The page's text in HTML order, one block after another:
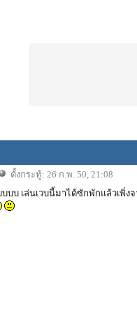
ตั้งกระทู้: 26 ก.พ. 50, 21:08
บ เล่นเวบนี้มาได้ซักพักแล้วเพิ่ง